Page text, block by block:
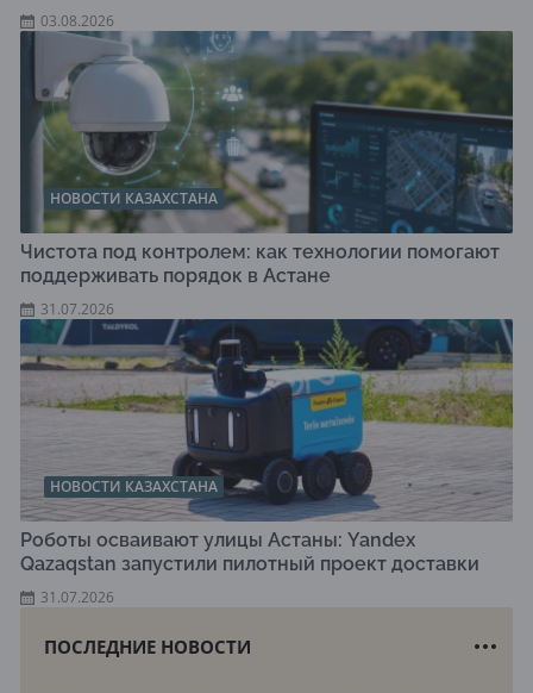
03.08.2026
НОВОСТИ КАЗАХСТАНА
Чистота под контролем: как технологии помогают
поддерживать порядок в Астане
31.07.2026
НОВОСТИ КАЗАХСТАНА
Роботы осваивают улицы Астаны: Yandex
Qazaqstan запустили пилотный проект доставки
31.07.2026
ПОСЛЕДНИЕ НОВОСТИ